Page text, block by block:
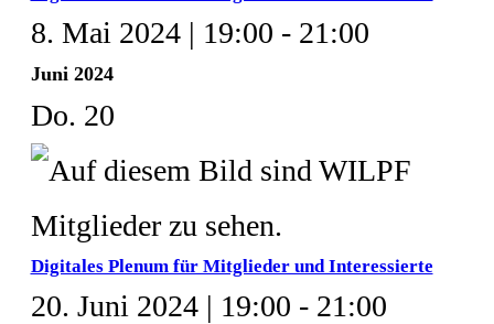
8. Mai 2024 | 19:00 - 21:00
Juni 2024
Do. 20
Digitales Plenum für Mitglieder und Interessierte
20. Juni 2024 | 19:00 - 21:00